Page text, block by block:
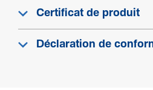
Certificat de produit
Déclaration de